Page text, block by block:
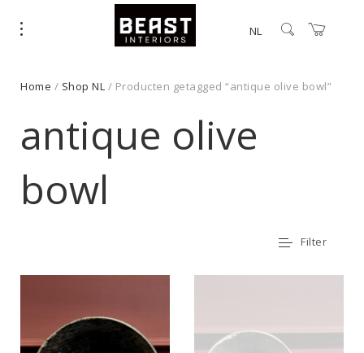
NL
Home / Shop NL / Producten getagged “antique olive bowl”
antique olive
bowl
Filter